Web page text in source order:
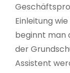
Einleitung
beginnt man
der
Assistent